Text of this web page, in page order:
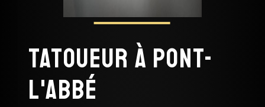
Tatoueur à Pont-
L'Abbé